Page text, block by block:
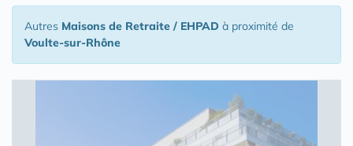
Autres Maisons de Retraite / EHPAD à proximité de
Voulte-sur-Rhône